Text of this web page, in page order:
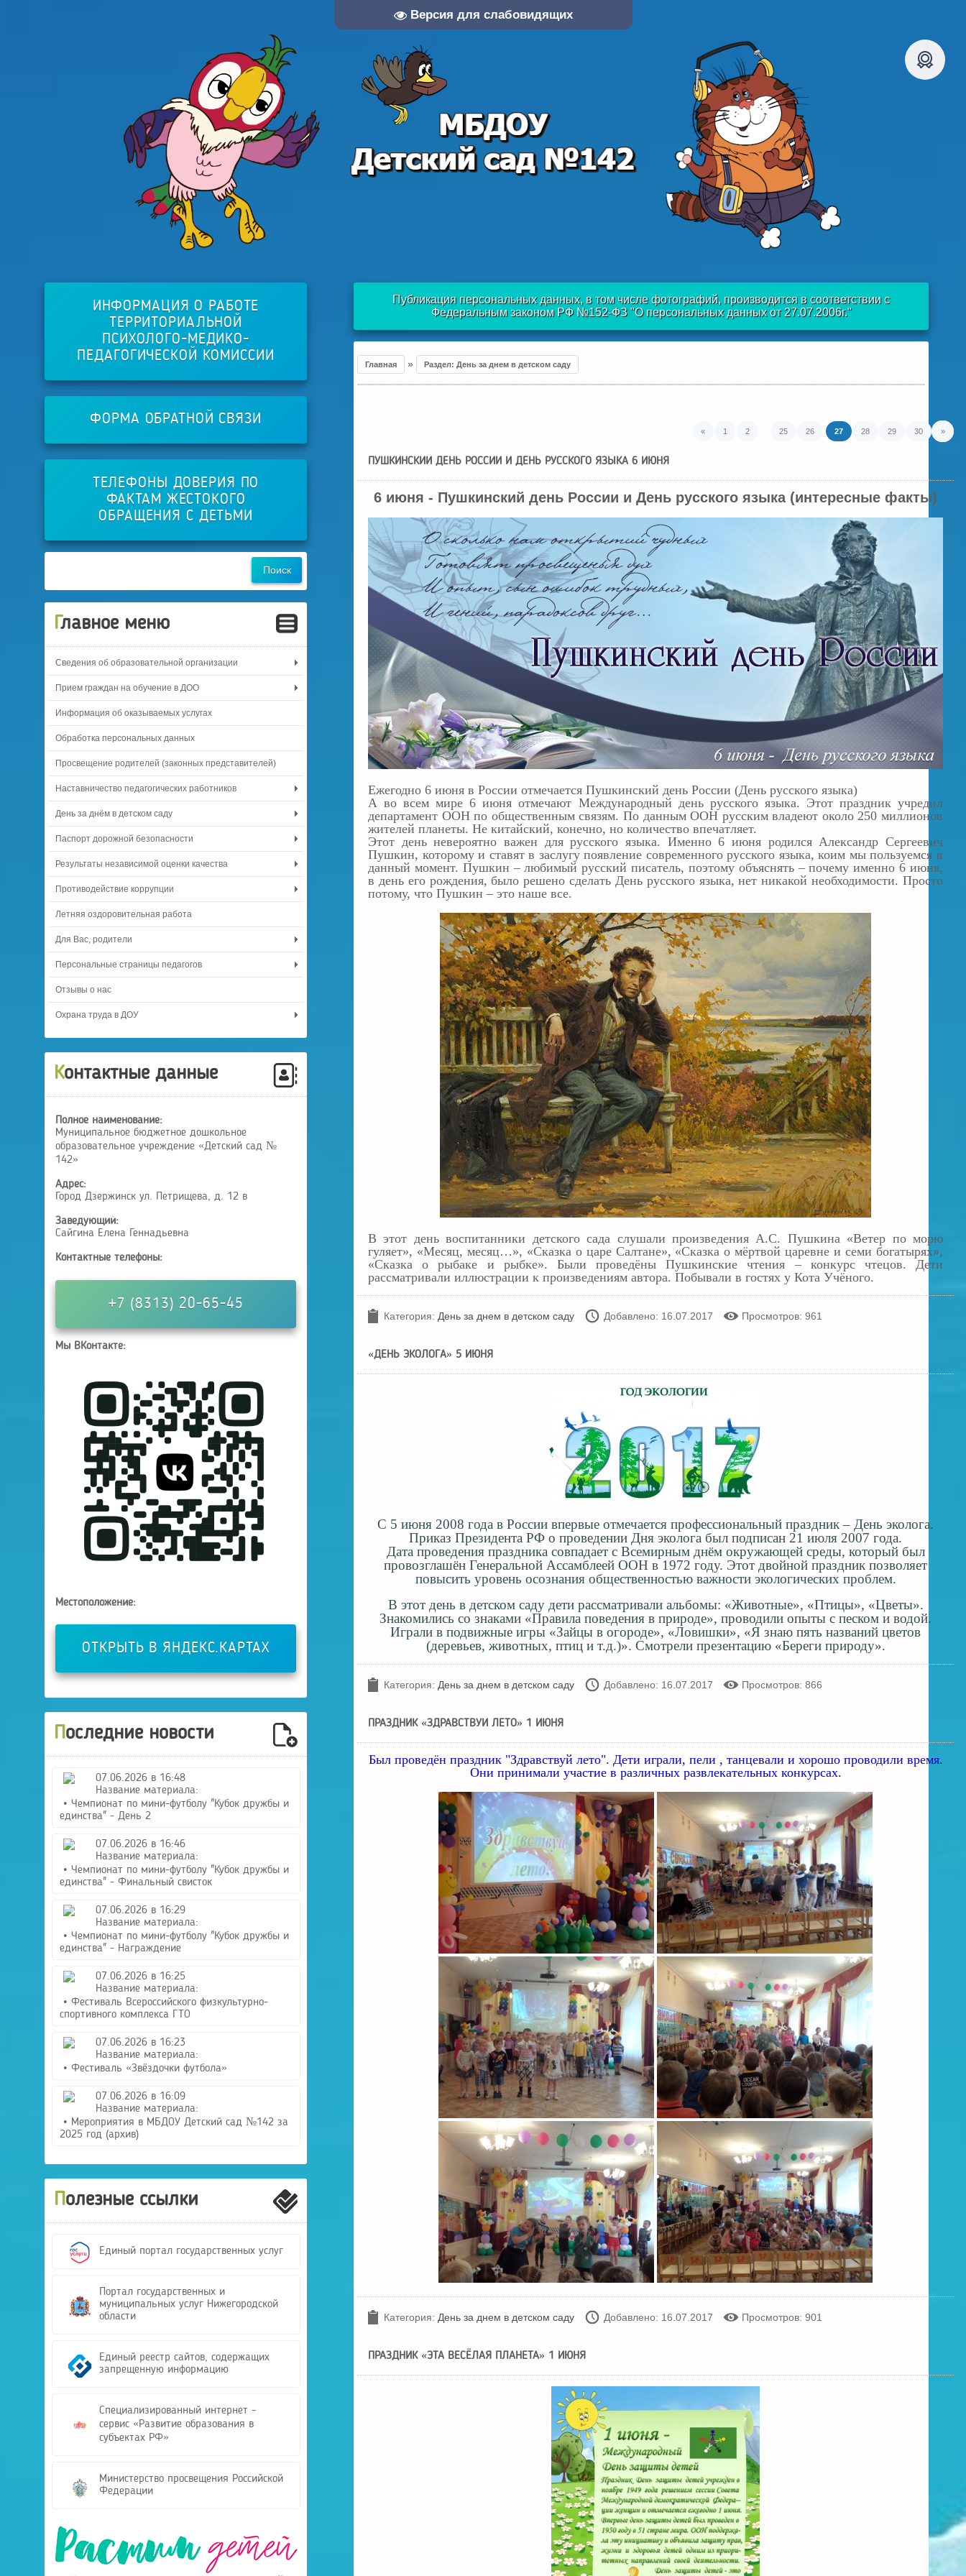
Версия для слабовидящих
ИНФОРМАЦИЯ О РАБОТЕ
ТЕРРИТОРИАЛЬНОЙ
ПСИХОЛОГО-МЕДИКО-
ПЕДАГОГИЧЕСКОЙ КОМИССИИ
ФОРМА ОБРАТНОЙ СВЯЗИ
ТЕЛЕФОНЫ ДОВЕРИЯ ПО
ФАКТАМ ЖЕСТОКОГО
ОБРАЩЕНИЯ С ДЕТЬМИ
Главное меню
Сведения об образовательной организации
Прием граждан на обучение в ДОО
Информация об оказываемых услугах
Обработка персональных данных
Просвещение родителей (законных представителей)
Наставничество педагогических работников
День за днём в детском саду
Паспорт дорожной безопасности
Результаты независимой оценки качества
Противодействие коррупции
Летняя оздоровительная работа
Для Вас, родители
Персональные страницы педагогов
Отзывы о нас
Охрана труда в ДОУ
Контактные данные
Полное наименование:
Муниципальное бюджетное дошкольное
образовательное учреждение «Детский сад №
142»
Адрес:
Город Дзержинск ул. Петрищева, д. 12 в
Заведующий:
Сайгина Елена Геннадьевна
Контактные телефоны:
+7 (8313) 20-65-45
Мы ВКонтакте:
Местоположение:
ОТКРЫТЬ В ЯНДЕКС.КАРТАХ
Последние новости
07.06.2026 в 16:48
Название материала:
• Чемпионат по мини-футболу "Кубок дружбы и
единства" - День 2
07.06.2026 в 16:46
Название материала:
• Чемпионат по мини-футболу "Кубок дружбы и
единства" - Финальный свисток
07.06.2026 в 16:29
Название материала:
• Чемпионат по мини-футболу "Кубок дружбы и
единства" - Награждение
07.06.2026 в 16:25
Название материала:
• Фестиваль Всероссийского физкультурно-
спортивного комплекса ГТО
07.06.2026 в 16:23
Название материала:
• Фестиваль «Звёздочки футбола»
07.06.2026 в 16:09
Название материала:
• Мероприятия в МБДОУ Детский сад №142 за
2025 год (архив)
Полезные ссылки
Единый портал государственных услуг
Портал государственных и
муниципальных услуг Нижегородской
области
Единый реестр сайтов, содержащих
запрещенную информацию
Специализированный интернет -
сервис «Развитие образования в
субъектах РФ»
Министерство просвещения Российской
Федерации
Публикация персональных данных, в том числе фотографий, производится в соответствии с
Федеральным законом РФ №152-ФЗ "О персональных данных от 27.07.2006г."
Главная » Раздел: День за днем в детском саду
« 1 2 25 26 27 28 29 30 »
ПУШКИНСКИЙ ДЕНЬ РОССИИ И ДЕНЬ РУССКОГО ЯЗЫКА 6 ИЮНЯ
6 июня - Пушкинский день России и День русского языка (интересные факты)
Ежегодно 6 июня в России отмечается Пушкинский день России (День русского языка)
А во всем мире 6 июня отмечают Международный день русского языка. Этот праздник учредил
департамент ООН по общественным связям. По данным ООН русским владеют около 250 миллионов
жителей планеты. Не китайский, конечно, но количество впечатляет.
Этот день невероятно важен для русского языка. Именно 6 июня родился Александр Сергеевич
Пушкин, которому и ставят в заслугу появление современного русского языка, коим мы пользуемся в
данный момент. Пушкин – любимый русский писатель, поэтому объяснять – почему именно 6 июня,
в день его рождения, было решено сделать День русского языка, нет никакой необходимости. Просто
потому, что Пушкин – это наше все.
В этот день воспитанники детского сада слушали произведения А.С. Пушкина «Ветер по морю
гуляет», «Месяц, месяц…», «Сказка о царе Салтане», «Сказка о мёртвой царевне и семи богатырях»,
«Сказка о рыбаке и рыбке». Были проведёны Пушкинские чтения – конкурс чтецов. Дети
рассматривали иллюстрации к произведениям автора. Побывали в гостях у Кота Учёного.
Категория: День за днем в детском саду Добавлено: 16.07.2017 Просмотров: 961
«ДЕНЬ ЭКОЛОГА» 5 ИЮНЯ
С 5 июня 2008 года в России впервые отмечается профессиональный праздник – День эколога.
Приказ Президента РФ о проведении Дня эколога был подписан 21 июля 2007 года.
Дата проведения праздника совпадает с Всемирным днём окружающей среды, который был
провозглашён Генеральной Ассамблеей ООН в 1972 году. Этот двойной праздник позволяет
повысить уровень осознания общественностью важности экологических проблем.
В этот день в детском саду дети рассматривали альбомы: «Животные», «Птицы», «Цветы».
Знакомились со знаками «Правила поведения в природе», проводили опыты с песком и водой.
Играли в подвижные игры «Зайцы в огороде», «Ловишки», «Я знаю пять названий цветов
(деревьев, животных, птиц и т.д.)». Смотрели презентацию «Береги природу».
Категория: День за днем в детском саду Добавлено: 16.07.2017 Просмотров: 866
ПРАЗДНИК «ЗДРАВСТВУЙ ЛЕТО» 1 ИЮНЯ
Был проведён праздник "Здравствуй лето". Дети играли, пели , танцевали и хорошо проводили время.
Они принимали участие в различных развлекательных конкурсах.
Категория: День за днем в детском саду Добавлено: 16.07.2017 Просмотров: 901
ПРАЗДНИК «ЭТА ВЕСЁЛАЯ ПЛАНЕТА» 1 ИЮНЯ